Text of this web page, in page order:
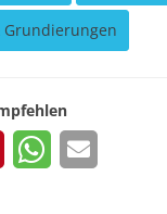
Grundierungen